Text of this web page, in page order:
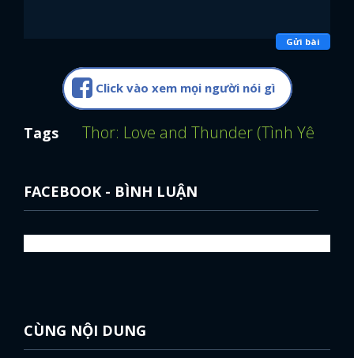
Gửi bài
Click vào xem mọi người nói gì
Tags Thor: Love and Thunder (Tình Yêu Và
FACEBOOK - BÌNH LUẬN
CÙNG NỘI DUNG